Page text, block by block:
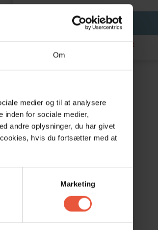
Om
medier og til at analysere
inden for sociale medier,
andre oplysninger, du har givet
hvis du fortsætter med at
Marketing
Start booking
Opret en søgeagent